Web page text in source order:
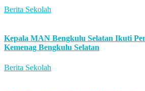
Berita Sekolah
Kepala MAN Bengkulu Selatan Ikuti
Kemenag Bengkulu Selatan
Berita Sekolah